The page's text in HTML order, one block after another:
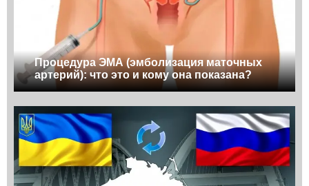
Процедура ЭМА (эмболизация маточных
артерий): что это и кому она показана?